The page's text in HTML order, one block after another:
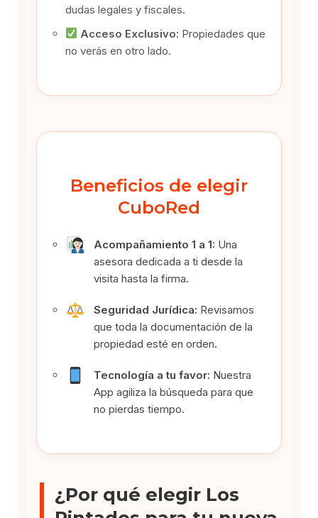
dudas legales y fiscales.
Acceso Exclusivo: Propiedades que
no verás en otro lado.
Beneficios de elegir
CuboRed
Acompañamiento 1 a 1: Una
asesora dedicada a ti desde la
visita hasta la firma.
Seguridad Jurídica: Revisamos
que toda la documentación de la
propiedad esté en orden.
Tecnología a tu favor: Nuestra
App agiliza la búsqueda para que
no pierdas tiempo.
¿Por qué elegir Los